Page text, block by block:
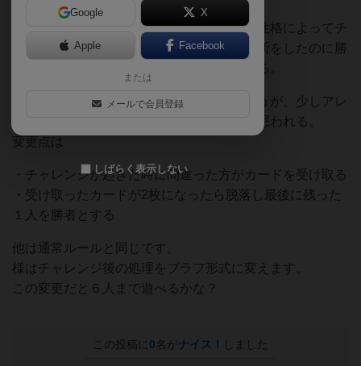
すると楽しく長く置いておけるゲームかな。
ただ、説明書通りのルールだと順番や人の性格によってチ
ャレンジが同じ様な所で起きて、正確な判断をしたのに勝
敗に絡めないといった事が起きることがある。
そこまでガチガチにやらなくても良いと思うが、少しアレ
ンジを加えることでその辺が改善されると思われる。
変更点は
・チャレンジが起きた時に間違った方がカードを受け取る
・受け取ったカードが2枚になったら脱落し最後に残った
１人を勝者とする
他は通常ルールと同じです。
様はチャレンジ後の処理をブラフ形式に変えます。
この変更だと６人まで遊べるかな？
この投稿に 0名がナイス！ しました
Google X
Apple Facebook
または
メールで会員登録
しばらく表示しない